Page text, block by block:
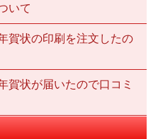
いて
賀状の印刷を注文したの
賀状が届いたので口コミ